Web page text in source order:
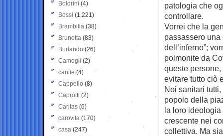
patologia che
controllare.
Vorrei che la
passassero
dell’inferno”;
polmonite da
queste
evitare tutto ciò
Noi sanitari
popolo della
la loro
crescente nei
collettiva. Ma
Boldrini (4)
Bossi (1.221)
Brambilla (38)
Brunetta (83)
Burlando (26)
Camogli (2)
canile (4)
Cappello (8)
Caprotti (2)
Caritas (6)
carovita (170)
casa (247)